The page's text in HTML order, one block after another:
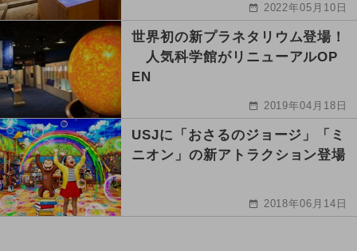
2022年05月10日
世界初の新プラネタリウム登場！
人気科学館がリニューアルOP
EN
2019年04月18日
USJに「おさるのジョージ」「ミ
ニオン」の新アトラクション登場
2018年06月14日